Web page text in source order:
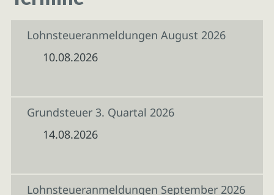
Lohnsteueranmeldungen August 2026
10.08.2026
Grundsteuer 3. Quartal 2026
14.08.2026
Lohnsteueranmeldungen September 2026